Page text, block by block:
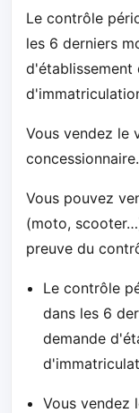
Le contrôle
les 6 derniers
Vous vendez le
concessionnaire.
Vous pouvez
(moto,
preuve du
Le contrôle
dans les 6
demande
Vous vendez